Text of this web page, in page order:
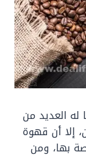
له العديد من
إلا أن قهوة
بها، ومن